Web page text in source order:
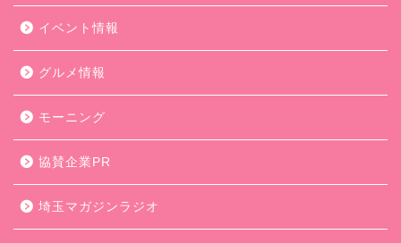
イベント情報
グルメ情報
モーニング
協賛企業PR
埼玉マガジンラジオ